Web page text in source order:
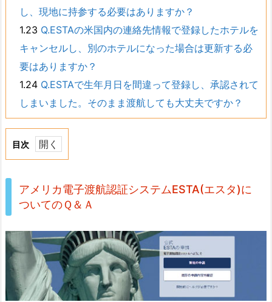
し、現地に持参する必要はありますか？
1.23 Q.ESTAの米国内の連絡先情報で登録したホテルを
キャンセルし、別のホテルになった場合は更新する必
要はありますか？
1.24 Q.ESTAで生年月日を間違って登録し、承認されて
しまいました。そのまま渡航しても大丈夫ですか？
目次
1.
メ
リ
子
渡
航
アメリカ電子渡航認証システムESTA(エスタ)に
ついてのＱ＆Ａ